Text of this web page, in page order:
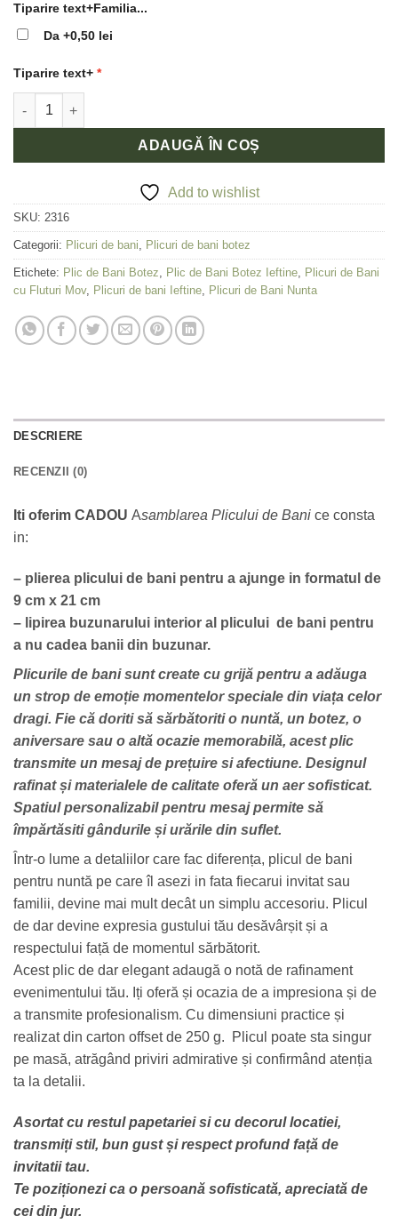
a
fost:
Tiparire text+Familia...
Da +0,50 lei
Tiparire text+
Cantitate Plic de bani Elegant cu Fluturi mov
ADAUGĂ ÎN COȘ
Add to wishlist
SKU: 2316
Categorii: Plicuri de bani, Plicuri de bani botez
Etichete: Plic de Bani Botez, Plic de Bani Botez Ieftine, Plicuri de Bani
cu Fluturi Mov, Plicuri de bani Ieftine, Plicuri de Bani Nunta
DESCRIERE
RECENZII (0)
Iti oferim CADOU Asamblarea Plicului de Bani ce consta
in:
– plierea plicului de bani pentru a ajunge in formatul de
9 cm x 21 cm
– lipirea buzunarului interior al plicului de bani pentru
a nu cadea banii din buzunar.
Plicurile de bani sunt create cu grijă pentru a adăuga
un strop de emoție momentelor speciale din viața celor
dragi. Fie că doriti să sărbătoriti o nuntă, un botez, o
aniversare sau o altă ocazie memorabilă, acest plic
transmite un mesaj de prețuire si afectiune. Designul
rafinat și materialele de calitate oferă un aer sofisticat.
Spatiul personalizabil pentru mesaj permite să
împărtăsiti gândurile și urările din suflet.
Într-o lume a detaliilor care fac diferența, plicul de bani
pentru nuntă pe care îl asezi in fata fiecarui invitat sau
familii, devine mai mult decât un simplu accesoriu. Plicul
de dar devine expresia gustului tău desăvârșit și a
respectului față de momentul sărbătorit.
Acest plic de dar elegant adaugă o notă de rafinament
evenimentului tău. Iți oferă și ocazia de a impresiona și de
a transmite profesionalism. Cu dimensiuni practice și
realizat din carton offset de 250 g. Plicul poate sta singur
pe masă, atrăgând priviri admirative și confirmând atenția
ta la detalii.
Asortat cu restul papetariei si cu decorul locatiei,
transmiți stil, bun gust și respect profund față de
invitatii tau.
Te poziționezi ca o persoană sofisticată, apreciată de
cei din jur.